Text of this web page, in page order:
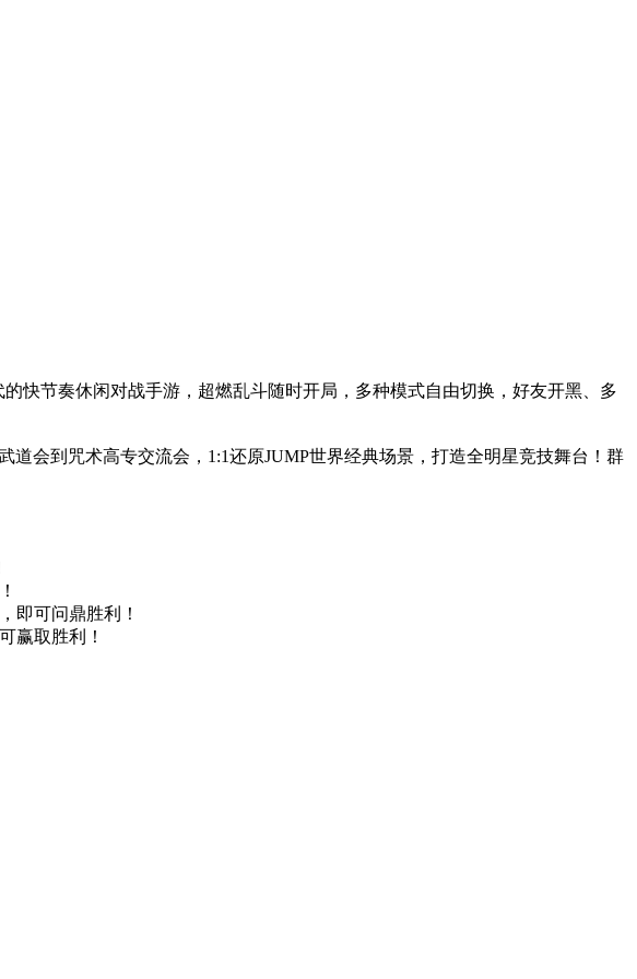
快节奏休闲对战手游，超燃乱斗随时开局，多种模式自由切换，好友开黑、多
道会到咒术高专交流会，1:1还原JUMP世界经典场景，打造全明星竞技舞台！群
即可问鼎胜利！
赢取胜利！